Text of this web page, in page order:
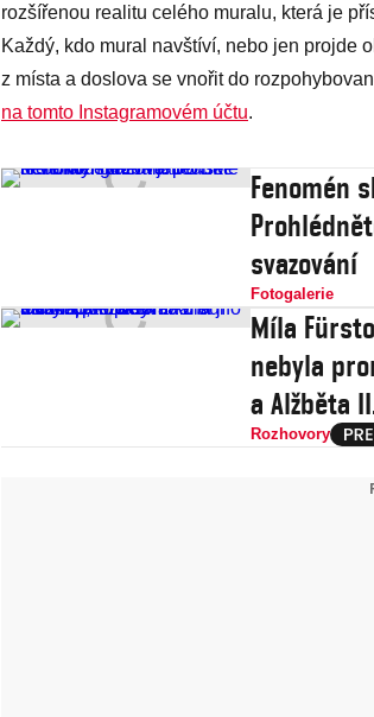
rozšířenou realitu celého muralu, která je
Každý, kdo mural navštíví, nebo jen projde
z místa a doslova se vnořit do
na tomto Instagramovém účtu.
Fenomén
svazování
Fotogalerie
Míla
nebyla
a Alžběta
Rozhovory